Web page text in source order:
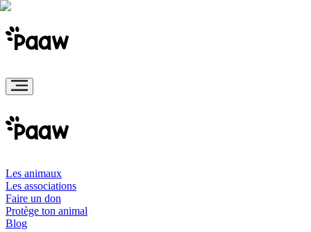
Les animaux
Les associations
Faire un don
Protège ton animal
Blog